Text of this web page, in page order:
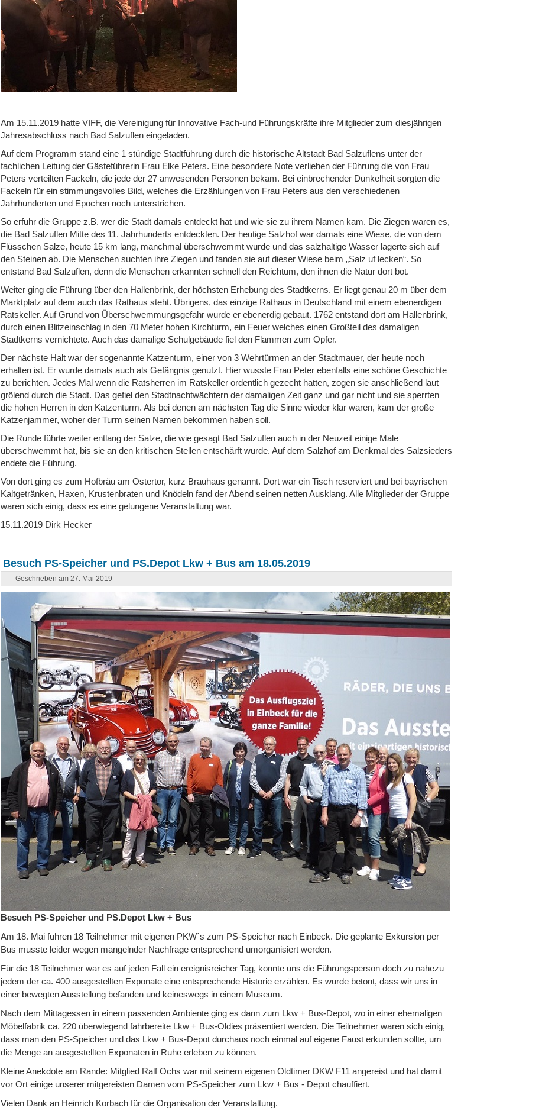
Am 15.11.2019 hatte VIFF, die Vereinigung für Innovative Fach-und Führungskräfte ihre Mitglieder zum diesjährigen
Jahresabschluss nach Bad Salzuflen eingeladen.
Auf dem Programm stand eine 1 stündige Stadtführung durch die historische Altstadt Bad Salzuflens unter der
fachlichen Leitung der Gästeführerin Frau Elke Peters. Eine besondere Note verliehen der Führung die von Frau
Peters verteilten Fackeln, die jede der 27 anwesenden Personen bekam. Bei einbrechender Dunkelheit sorgten die
Fackeln für ein stimmungsvolles Bild, welches die Erzählungen von Frau Peters aus den verschiedenen
Jahrhunderten und Epochen noch unterstrichen.
So erfuhr die Gruppe z.B. wer die Stadt damals entdeckt hat und wie sie zu ihrem Namen kam. Die Ziegen waren es,
die Bad Salzuflen Mitte des 11. Jahrhunderts entdeckten. Der heutige Salzhof war damals eine Wiese, die von dem
Flüsschen Salze, heute 15 km lang, manchmal überschwemmt wurde und das salzhaltige Wasser lagerte sich auf
den Steinen ab. Die Menschen suchten ihre Ziegen und fanden sie auf dieser Wiese beim „Salz uf lecken“. So
entstand Bad Salzuflen, denn die Menschen erkannten schnell den Reichtum, den ihnen die Natur dort bot.
Weiter ging die Führung über den Hallenbrink, der höchsten Erhebung des Stadtkerns. Er liegt genau 20 m über dem
Marktplatz auf dem auch das Rathaus steht. Übrigens, das einzige Rathaus in Deutschland mit einem ebenerdigen
Ratskeller. Auf Grund von Überschwemmungsgefahr wurde er ebenerdig gebaut. 1762 entstand dort am Hallenbrink,
durch einen Blitzeinschlag in den 70 Meter hohen Kirchturm, ein Feuer welches einen Großteil des damaligen
Stadtkerns vernichtete. Auch das damalige Schulgebäude fiel den Flammen zum Opfer.
Der nächste Halt war der sogenannte Katzenturm, einer von 3 Wehrtürmen an der Stadtmauer, der heute noch
erhalten ist. Er wurde damals auch als Gefängnis genutzt. Hier wusste Frau Peter ebenfalls eine schöne Geschichte
zu berichten. Jedes Mal wenn die Ratsherren im Ratskeller ordentlich gezecht hatten, zogen sie anschließend laut
grölend durch die Stadt. Das gefiel den Stadtnachtwächtern der damaligen Zeit ganz und gar nicht und sie sperrten
die hohen Herren in den Katzenturm. Als bei denen am nächsten Tag die Sinne wieder klar waren, kam der große
Katzenjammer, woher der Turm seinen Namen bekommen haben soll.
Die Runde führte weiter entlang der Salze, die wie gesagt Bad Salzuflen auch in der Neuzeit einige Male
überschwemmt hat, bis sie an den kritischen Stellen entschärft wurde. Auf dem Salzhof am Denkmal des Salzsieders
endete die Führung.
Von dort ging es zum Hofbräu am Ostertor, kurz Brauhaus genannt. Dort war ein Tisch reserviert und bei bayrischen
Kaltgetränken, Haxen, Krustenbraten und Knödeln fand der Abend seinen netten Ausklang. Alle Mitglieder der Gruppe
waren sich einig, dass es eine gelungene Veranstaltung war.
15.11.2019 Dirk Hecker
Besuch PS-Speicher und PS.Depot Lkw + Bus am 18.05.2019
Geschrieben am 27. Mai 2019
Besuch PS-Speicher und PS.Depot Lkw + Bus
Am 18. Mai fuhren 18 Teilnehmer mit eigenen PKW´s zum PS-Speicher nach Einbeck. Die geplante Exkursion per
Bus musste leider wegen mangelnder Nachfrage entsprechend umorganisiert werden.
Für die 18 Teilnehmer war es auf jeden Fall ein ereignisreicher Tag, konnte uns die Führungsperson doch zu nahezu
jedem der ca. 400 ausgestellten Exponate eine entsprechende Historie erzählen. Es wurde betont, dass wir uns in
einer bewegten Ausstellung befanden und keineswegs in einem Museum.
Nach dem Mittagessen in einem passenden Ambiente ging es dann zum Lkw + Bus-Depot, wo in einer ehemaligen
Möbelfabrik ca. 220 überwiegend fahrbereite Lkw + Bus-Oldies präsentiert werden. Die Teilnehmer waren sich einig,
dass man den PS-Speicher und das Lkw + Bus-Depot durchaus noch einmal auf eigene Faust erkunden sollte, um
die Menge an ausgestellten Exponaten in Ruhe erleben zu können.
Kleine Anekdote am Rande: Mitglied Ralf Ochs war mit seinem eigenen Oldtimer DKW F11 angereist und hat damit
vor Ort einige unserer mitgereisten Damen vom PS-Speicher zum Lkw + Bus - Depot chauffiert.
Vielen Dank an Heinrich Korbach für die Organisation der Veranstaltung.